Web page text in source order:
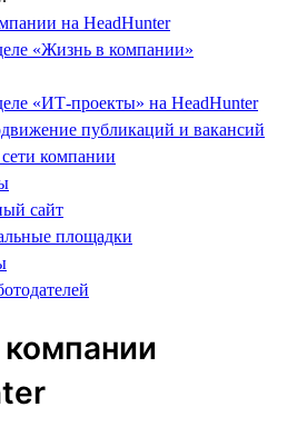
на HeadHunter
«Жизнь в компании»
«ИТ-проекты» на HeadHunter
публикаций и вакансий
компании
сайт
площадки